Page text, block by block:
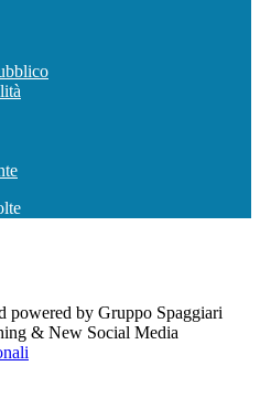
powered by Gruppo Spaggiari
& New Social Media